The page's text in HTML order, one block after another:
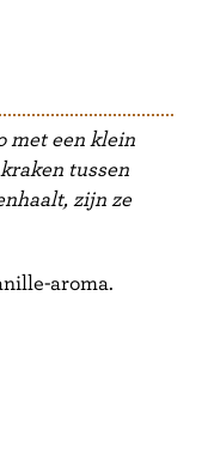
met een klein
tussen
zijn ze
aroma.